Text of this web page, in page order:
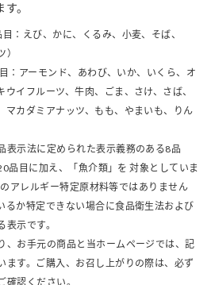
。
：えび、かに、くるみ、小麦、そば、
：アーモンド、あわび、いか、いくら、オ
ウイフルーツ、牛肉、ごま、さけ、さば、
マカダミアナッツ、もも、やまいも、りん
表示法に定められた表示義務のある8品
品目に加え、「魚介類」を 対象としていま
アレルギー特定原材料等ではありません
るか特定できない場合に食品衛生法および
示です。
、お手元の商品と当ホームページでは、記
ます。ご購入、お召し上がりの際は、必ず
確認ください。